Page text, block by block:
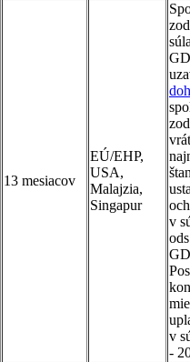
13 mesiacov
EÚ/EHP,
USA,
Malajzia,
Singapur
v
v
-